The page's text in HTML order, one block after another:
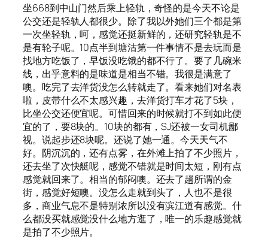
坐668到中山门然后乘上轻轨，奇怪的是今天不论是
公交还是轻轨人都很少。除了我以外她们三个都是第
一次坐轻轨，呵，感觉还挺新鲜的，还研究轻轨是不
是有轮子呢。10点半到塘沽第一件事情不是去玩而是
找地方吃饭了，早饭没吃饿的都不行了。要了几碗米
线，出乎意料的是味道是相当不错。我很是满意了
噢。吃完了去洋货没怎么转就走了。看来她们对名表
啦，皮带什么不太感兴趣，去洋货打车才花了5块，
比坐公交还便宜呢。可惜回来的时候就打不到如此便
宜的了，要8块的。10块的都有，SJ还被一女司机鄙
视。说起步还8块呢。还说了她一通。今天天气不
好。阴沉沉的，还有点雾，在外滩上拍了不少照片，
还去坐了次快艇呢，感觉不错就是时间太短，刚有点
感觉就回来了。相当的郁闷噢。还去了趟所谓的金
街，感觉好短噢。没怎么走就到头了，人也不是很
多，商业气息不是特别浓所以没有滨江道有感觉。什
么都没买就感觉没什么地方逛了，唯一的乐趣感觉就
是拍了不少照片。